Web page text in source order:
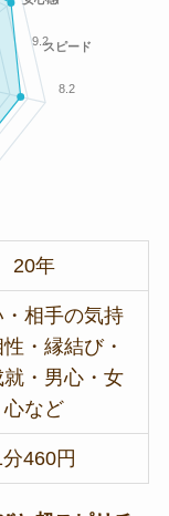
9.2スピード
8.2
20年
・相手の気持
・縁結び・
・男心・女
心など
分460円